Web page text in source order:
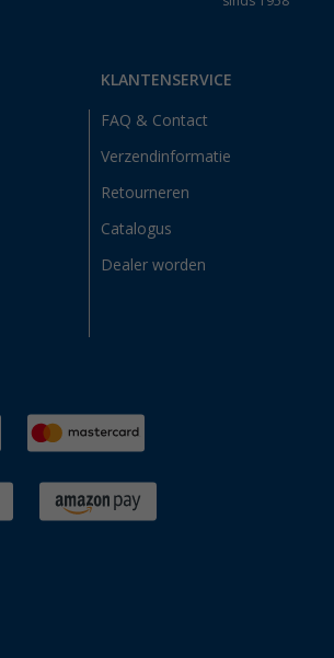
KLANTENSERVICE
FAQ & Contact
Verzendinformatie
Retourneren
Catalogus
Dealer worden